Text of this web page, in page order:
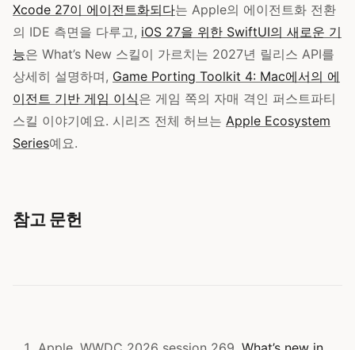
Xcode 27이 에이전트화되다는 Apple의 에이전트화 전환
의 IDE 측면을 다루고, iOS 27을 위한 SwiftUI의 새로운 기
능은 What’s New 스킬이 가르치는 2027년 릴리스 API를
상세히 설명하며, Game Porting Toolkit 4: Mac에서의 에
이전트 기반 게임 이식은 게임 쪽의 자매 격인 퍼스트파티
스킬 이야기예요. 시리즈 전체 허브는 Apple Ecosystem
Series예요.
참고 문헌